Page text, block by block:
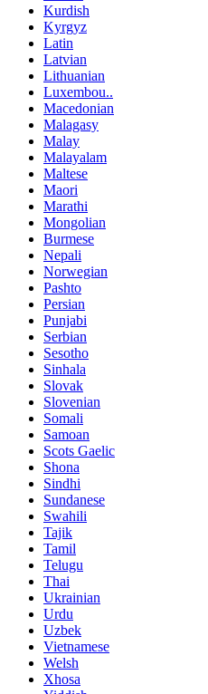
Kurdish
Kyrgyz
Latin
Latvian
Lithuanian
Luxembou..
Macedonian
Malagasy
Malay
Malayalam
Maltese
Maori
Marathi
Mongolian
Burmese
Nepali
Norwegian
Pashto
Persian
Punjabi
Serbian
Sesotho
Sinhala
Slovak
Slovenian
Somali
Samoan
Scots Gaelic
Shona
Sindhi
Sundanese
Swahili
Tajik
Tamil
Telugu
Thai
Ukrainian
Urdu
Uzbek
Vietnamese
Welsh
Xhosa